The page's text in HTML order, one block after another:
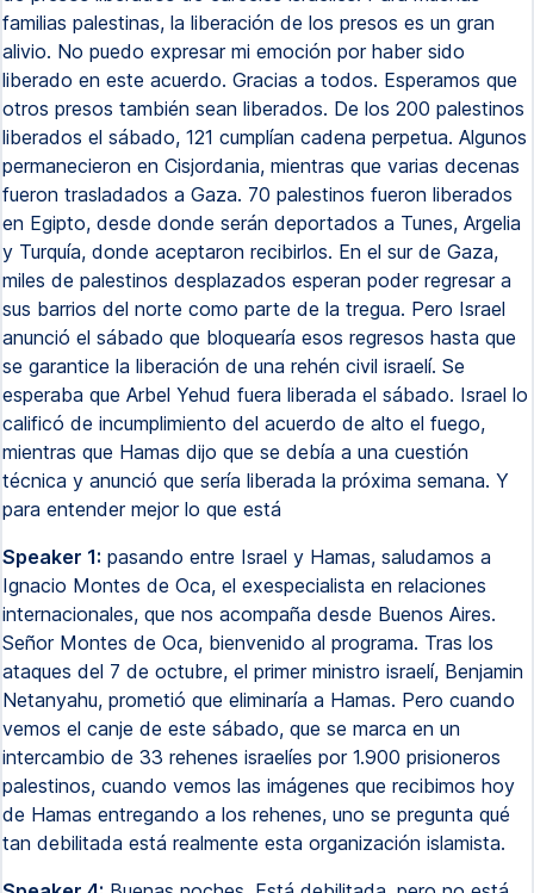
familias palestinas, la liberación de los presos es un gran
alivio. No puedo expresar mi emoción por haber sido
liberado en este acuerdo. Gracias a todos. Esperamos que
otros presos también sean liberados. De los 200 palestinos
liberados el sábado, 121 cumplían cadena perpetua. Algunos
permanecieron en Cisjordania, mientras que varias decenas
fueron trasladados a Gaza. 70 palestinos fueron liberados
en Egipto, desde donde serán deportados a Tunes, Argelia
y Turquía, donde aceptaron recibirlos. En el sur de Gaza,
miles de palestinos desplazados esperan poder regresar a
sus barrios del norte como parte de la tregua. Pero Israel
anunció el sábado que bloquearía esos regresos hasta que
se garantice la liberación de una rehén civil israelí. Se
esperaba que Arbel Yehud fuera liberada el sábado. Israel lo
calificó de incumplimiento del acuerdo de alto el fuego,
mientras que Hamas dijo que se debía a una cuestión
técnica y anunció que sería liberada la próxima semana. Y
para entender mejor lo que está
Speaker 1: pasando entre Israel y Hamas, saludamos a
Ignacio Montes de Oca, el exespecialista en relaciones
internacionales, que nos acompaña desde Buenos Aires.
Señor Montes de Oca, bienvenido al programa. Tras los
ataques del 7 de octubre, el primer ministro israelí, Benjamin
Netanyahu, prometió que eliminaría a Hamas. Pero cuando
vemos el canje de este sábado, que se marca en un
intercambio de 33 rehenes israelíes por 1.900 prisioneros
palestinos, cuando vemos las imágenes que recibimos hoy
de Hamas entregando a los rehenes, uno se pregunta qué
tan debilitada está realmente esta organización islamista.